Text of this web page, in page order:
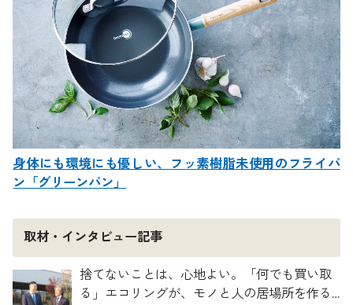
身体にも環境にも優しい、フッ素樹脂未使用のフライパ
ン「グリーンパン」
取材・インタビュー記事
捨てないことは、心地よい。「何でも買い取
る」エコリングが、モノと人の居場所を作る